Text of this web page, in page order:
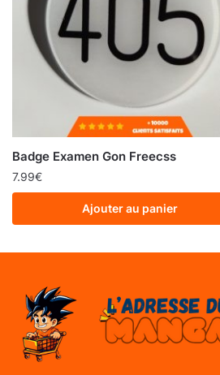
Badge Examen Gon Freecss
7.99€
Ajouter au panier